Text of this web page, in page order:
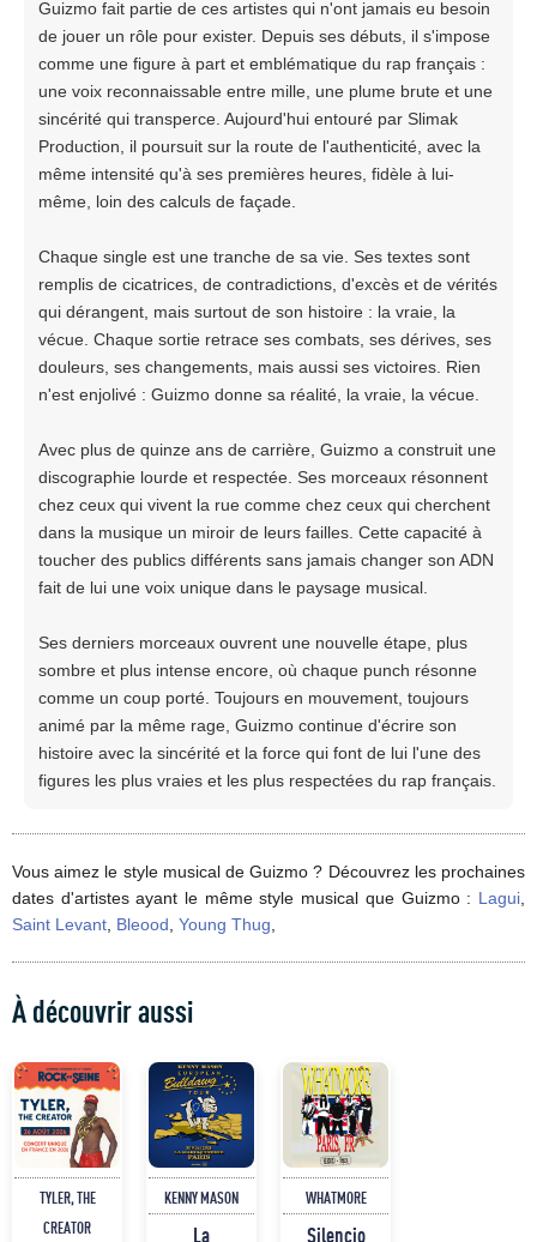
Guizmo fait partie de ces artistes qui n'ont jamais eu besoin
de jouer un rôle pour exister. Depuis ses débuts, il s'impose
comme une figure à part et emblématique du rap français :
une voix reconnaissable entre mille, une plume brute et une
sincérité qui transperce. Aujourd'hui entouré par Slimak
Production, il poursuit sur la route de l'authenticité, avec la
même intensité qu'à ses premières heures, fidèle à lui-
même, loin des calculs de façade.
Chaque single est une tranche de sa vie. Ses textes sont
remplis de cicatrices, de contradictions, d'excès et de vérités
qui dérangent, mais surtout de son histoire : la vraie, la
vécue. Chaque sortie retrace ses combats, ses dérives, ses
douleurs, ses changements, mais aussi ses victoires. Rien
n'est enjolivé : Guizmo donne sa réalité, la vraie, la vécue.
Avec plus de quinze ans de carrière, Guizmo a construit une
discographie lourde et respectée. Ses morceaux résonnent
chez ceux qui vivent la rue comme chez ceux qui cherchent
dans la musique un miroir de leurs failles. Cette capacité à
toucher des publics différents sans jamais changer son ADN
fait de lui une voix unique dans le paysage musical.
Ses derniers morceaux ouvrent une nouvelle étape, plus
sombre et plus intense encore, où chaque punch résonne
comme un coup porté. Toujours en mouvement, toujours
animé par la même rage, Guizmo continue d'écrire son
histoire avec la sincérité et la force qui font de lui l'une des
figures les plus vraies et les plus respectées du rap français.
Vous aimez le style musical de Guizmo ? Découvrez les prochaines
dates d'artistes ayant le même style musical que Guizmo : Lagui
Saint Levant Bleood Young Thug
À découvrir aussi
TYLER, THE
CREATOR
KENNY MASON
La
WHATMORE
Silencio